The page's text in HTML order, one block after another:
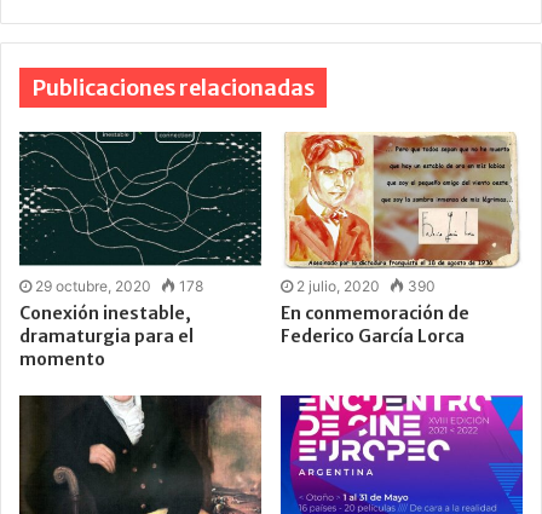
Publicaciones relacionadas
29 octubre, 2020 178
Conexión inestable,
dramaturgia para el
momento
2 julio, 2020 390
En conmemoración de
Federico García Lorca